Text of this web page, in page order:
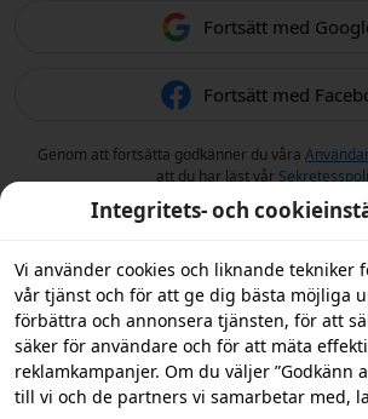
Fortsätt med
Fortsätt med
Genom att fortsätta godkänner du våra
att du har läst vår
Integritets- och
Vi använder cookies och liknande tekniker
vår tjänst och för att ge dig bästa möjliga
förbättra och annonsera tjänsten, för att
säker för användare och för att mäta
reklamkampanjer. Om du väljer ”Godkänn
till vi och de partners vi samarbetar med,